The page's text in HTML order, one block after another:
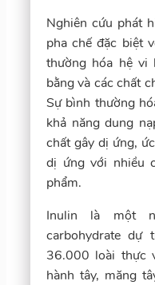
Nghiên cứu phát
pha chế đặc biệt
thường hóa hệ vi
bằng và các chất
Sự bình thường
khả năng dung
chất gây dị ứng,
dị ứng với nhiều
phẩm.
Inulin là một
carbohydrate
36.000 loài thực
hành tây, măng